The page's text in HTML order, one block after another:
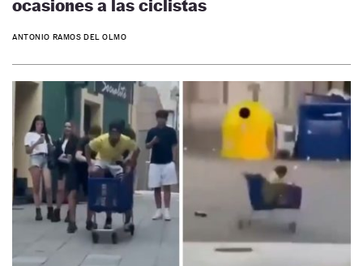
ocasiones a las ciclistas
ANTONIO RAMOS DEL OLMO